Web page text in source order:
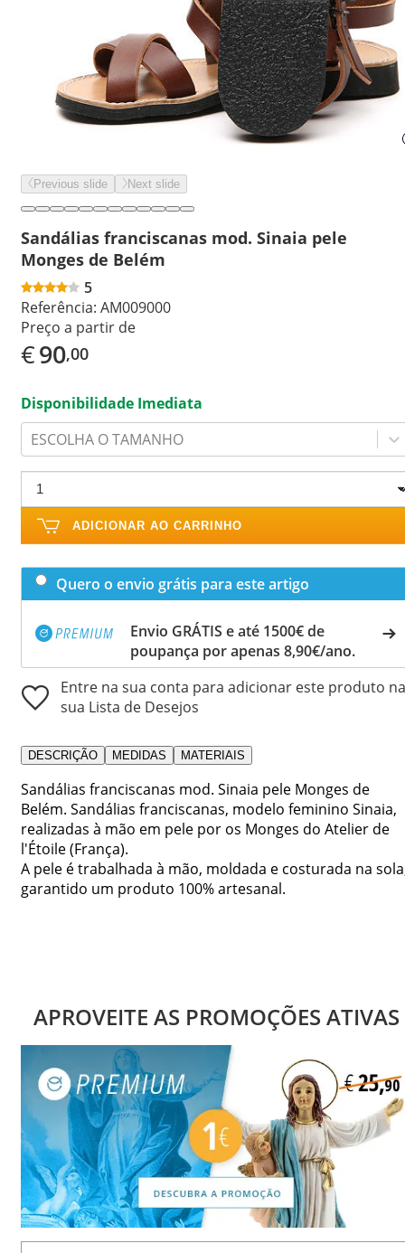
Previous slide Next slide
Sandálias franciscanas mod. Sinaia pele
Monges de Belém
5
Referência: AM009000
Preço a partir de
€90,00
Disponibilidade Imediata
ESCOLHA O TAMANHO
ADICIONAR AO CARRINHO
Quero o envio grátis para este artigo
Envio GRÁTIS e até 1500€ de
poupança por apenas 8,90€/ano.
Entre na sua conta para adicionar este produto na
sua Lista de Desejos
DESCRIÇÃO MEDIDAS MATERIAIS
Sandálias franciscanas mod. Sinaia pele Monges de
Belém. Sandálias franciscanas, modelo feminino Sinaia,
realizadas à mão em pele por os Monges do Atelier de
l'Étoile (França).
A pele é trabalhada à mão, moldada e costurada na
garantido um produto 100% artesanal.
APROVEITE AS PROMOÇÕES ATIVAS